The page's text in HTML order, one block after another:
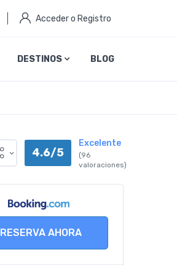
Acceder o Registro
DESTINOS BLOG
4.6/5
Excelente
(96
valoraciones)
RESERVA AHORA